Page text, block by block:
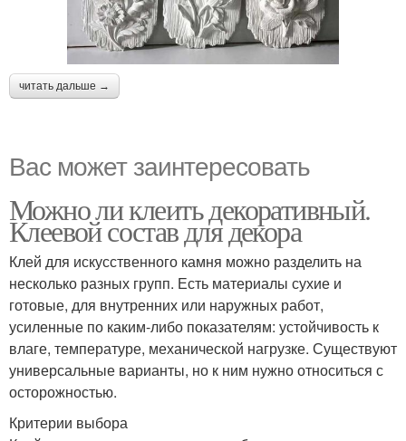
читать дальше →
Вас может заинтересовать
Можно ли клеить декоративный.
Клеевой состав для декора
Клей для искусственного камня можно разделить на
несколько разных групп. Есть материалы сухие и
готовые, для внутренних или наружных работ,
усиленные по каким-либо показателям: устойчивость к
влаге, температуре, механической нагрузке. Существуют
универсальные варианты, но к ним нужно относиться с
осторожностью.
Критерии выбора